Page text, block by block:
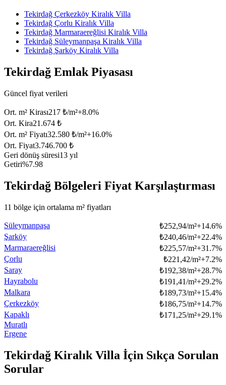
Tekirdağ Çerkezköy Kiralık Villa
Tekirdağ Çorlu Kiralık Villa
Tekirdağ Marmaraereğlisi Kiralık Villa
Tekirdağ Süleymanpaşa Kiralık Villa
Tekirdağ Şarköy Kiralık Villa
Tekirdağ Emlak Piyasası
Güncel fiyat verileri
Ort. m² Kirası217 ₺/m²+8.0%
Ort. Kira21.674 ₺
Ort. m² Fiyatı32.580 ₺/m²+16.0%
Ort. Fiyat3.746.700 ₺
Geri dönüş süresi13 yıl
Getiri%7.98
Tekirdağ Bölgeleri Fiyat Karşılaştırması
11 bölge için ortalama m² fiyatları
Süleymanpaşa ₺252,94/m²+14.6%
Şarköy
₺240,46/m²+22.4%
Marmaraereğlisi
₺225,57/m²+31.7%
Çorlu
₺221,42/m²+7.2%
Saray
₺192,38/m²+28.7%
Hayrabolu
₺191,41/m²+29.2%
Malkara
₺189,73/m²+15.4%
Çerkezköy
₺186,75/m²+14.7%
Kapaklı
₺171,25/m²+29.1%
Muratlı
Ergene
Tekirdağ Kiralık Villa İçin Sıkça Sorulan
Sorular